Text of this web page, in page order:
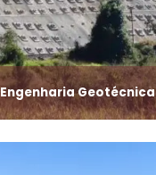
Engenharia Geotécnica